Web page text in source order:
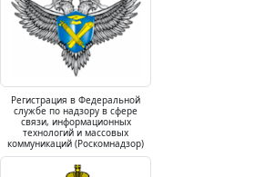
Регистрация в Федеральной
службе по надзору в сфере
связи, информационных
технологий и массовых
коммуникаций (Роскомнадзор)